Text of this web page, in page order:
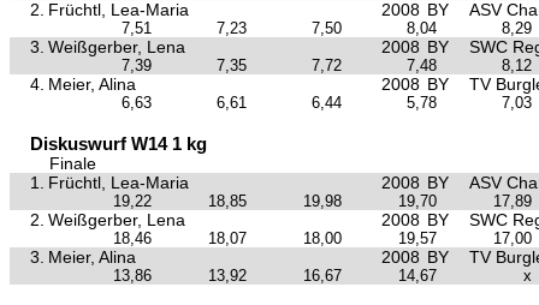
2. Früchtl, Lea-Maria 2008 BY ASV
7,51 7,23 7,50 8,04 8,29
3. Weißgerber, Lena 2008 BY SWC
7,39 7,35 7,72 7,48 8,12
4. Meier, Alina 2008 BY TV
6,63 6,61 6,44 5,78 7,03
Diskuswurf W14 1 kg
Finale
1.
Früchtl, Lea-Maria 2008 BY ASV
19,22 18,85 19,98 19,70 17,89
2. Weißgerber, Lena 2008 BY SWC
18,46 18,07 18,00 19,57 17,00
3. Meier, Alina 2008 BY TV
13,86 13,92 16,67 14,67 x